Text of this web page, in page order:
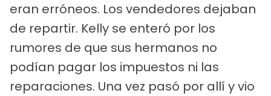
eran erróneos. Los vendedores dejaban
de repartir. Kelly se enteró por los
rumores de que sus hermanos no
podían pagar los impuestos ni las
reparaciones. Una vez pasó por allí y vio